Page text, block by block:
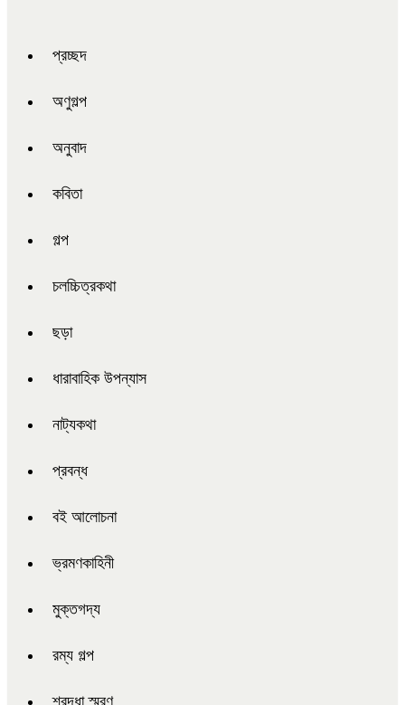
প্রচ্ছদ
অণুগল্প
অনুবাদ
কবিতা
গল্প
চলচ্চিত্রকথা
ছড়া
ধারাবাহিক উপন্যাস
নাট্যকথা
প্রবন্ধ
বই আলোচনা
ভ্রমণকাহিনী
মুক্তগদ্য
রম্য গল্প
শ্রদ্ধা স্মরণ